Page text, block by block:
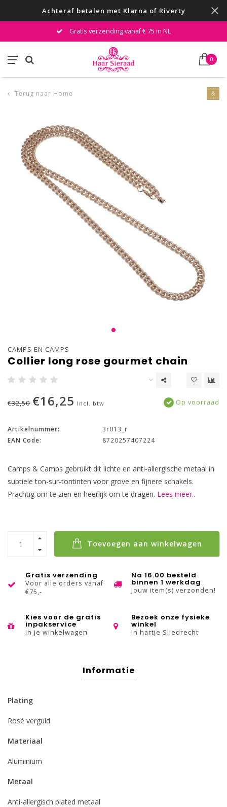
Achteraf betalen met Klarna of Riverty
Gratis verzending vanaf € 75 in NL
0
Terug naar Home
CAMPS EN CAMPS
Collier long rose gourmet chain
€32,50 €16,25 Incl. btw Op voorraad
Artikelnummer:
3r013_r
EAN Code:
8720257407224
Camps & Camps gebruikt dit lichte en anti-allergische metaal in
subtiele ton-sur-tontinten voor grove en fijnere schakels.
Prachtig om te zien en heerlijk om te dragen. Lees meer..
Toevoegen aan winkelwagen
Gratis verzending
Voor alle orders vanaf
€75,-
Na 16.00 besteld
binnen 1 werkdag
Jouw item(s) verzonden!
Kies voor de gratis
inpakservice
In je winkelwagen
Bezoek onze fysieke
winkel
In hartje Sliedrecht
Informatie
Plating
Rosé verguld
Materiaal
Aluminium
Metaal
Anti-allergisch plated metaal